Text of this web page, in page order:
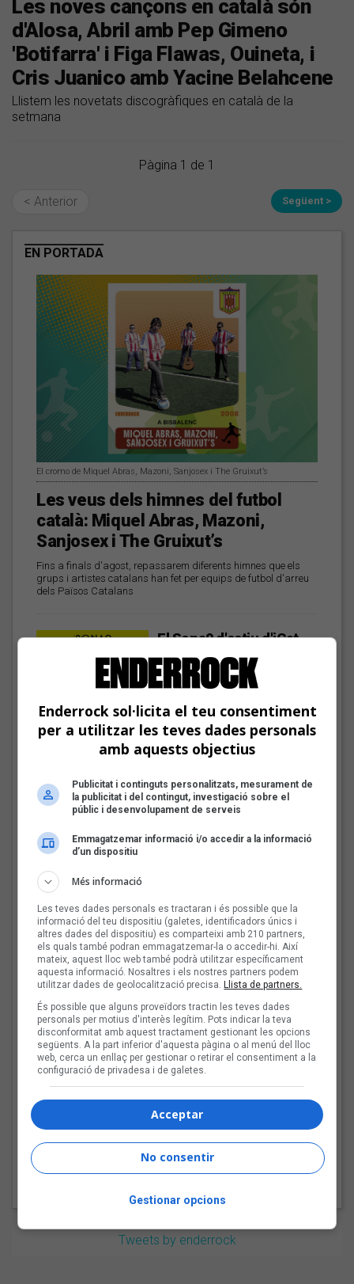
Les noves cançons en català són
d'Alosa, Abril amb Pep Gimeno
'Botifarra' i Figa Flawas, Ouineta, i
Cris Juanico amb Yacine Belahcene
Llistem les novetats discogràfiques en català de la
setmana
Pàgina 1 de 1
< Anterior Següent >
EN PORTADA
El cromo de Miquel Abras, Mazoni, Sanjosex i The Gruixut’s
Les veus dels himnes del futbol
català: Miquel Abras, Mazoni,
Sanjosex i The Gruixut’s
Fins a finals d'agost, repassarem diferents himnes que els
grups i artistes catalans han fet per equips de futbol d'arreu
dels Països Catalans
El Sona9 d'estiu d'iCat
descobreix els
concursants balears i
valencians
Tot a punt per la Plaça
del Folk 2026
Joana Gomila:
«L’algoritme eren els
bar, anar a un concert, la
revista de torn»
Bèrnia i la festa del pop
fusió al Sona9 2026
Tweets by enderrock
Enderrock sol·licita el teu consentiment
per a utilitzar les teves dades personals
amb aquests objectius
Publicitat i continguts personalitzats, mesurament de
la publicitat i del contingut, investigació sobre el
públic i desenvolupament de serveis
Emmagatzemar informació i/o accedir a la informació
d’un dispositiu
Més informació
Les teves dades personals es tractaran i és possible que la
informació del teu dispositiu (galetes, identificadors únics i
altres dades del dispositiu) es comparteixi amb 210 partners,
els quals també podran emmagatzemar-la o accedir-hi. Així
mateix, aquest lloc web també podrà utilitzar específicament
aquesta informació. Nosaltres i els nostres partners podem
utilitzar dades de geolocalització precisa.Llista de partners.
És possible que alguns proveïdors tractin les teves dades
personals per motius d'interès legítim. Pots indicar la teva
disconformitat amb aquest tractament gestionant les opcions
següents. A la part inferior d'aquesta pàgina o al menú del lloc
web, cerca un enllaç per gestionar o retirar el consentiment a la
configuració de privadesa i de galetes.
Acceptar
No consentir
Gestionar opcions